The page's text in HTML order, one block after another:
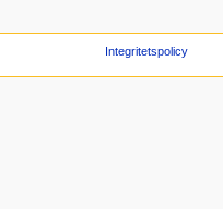
Integritetspolicy